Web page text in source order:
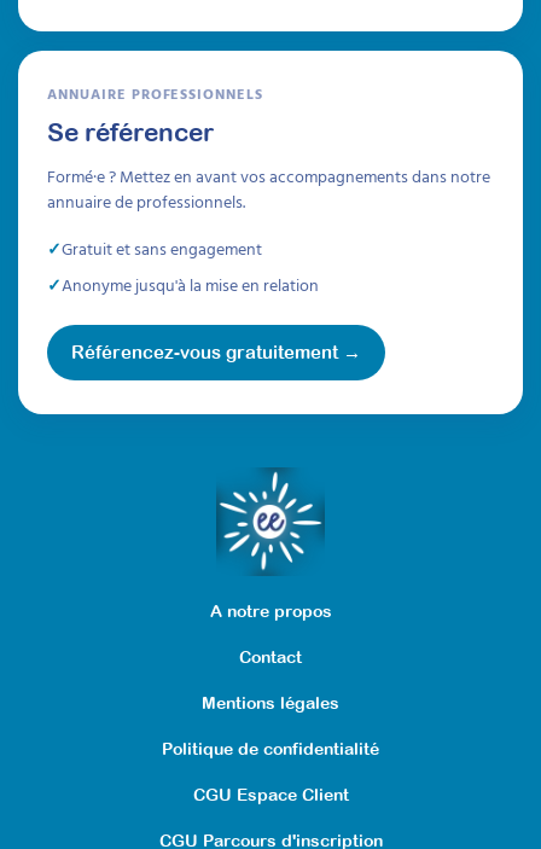
ANNUAIRE PROFESSIONNELS
Se référencer
Formé·e ? Mettez en avant vos accompagnements dans notre
annuaire de professionnels.
Gratuit et sans engagement
Anonyme jusqu'à la mise en relation
Référencez-vous gratuitement →
A notre propos
Contact
Mentions légales
Politique de confidentialité
CGU Espace Client
CGU Parcours d'inscription